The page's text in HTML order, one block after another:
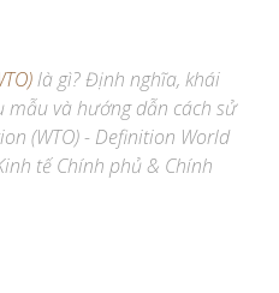
là gì? Định nghĩa, khái
mẫu và hướng dẫn cách sử
(WTO) - Definition World
tế Chính phủ & Chính